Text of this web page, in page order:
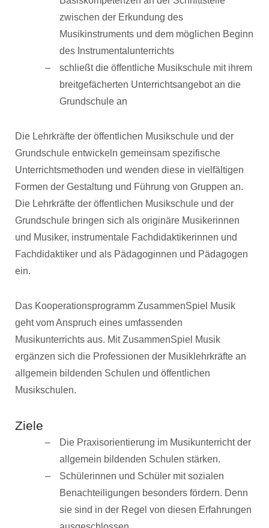
zwischen der Erkundung des
Musikinstruments und dem möglichen Beginn
des Instrumentalunterrichts
schließt die öffentliche Musikschule mit ihrem
breitgefächerten Unterrichtsangebot an die
Grundschule an
Die Lehrkräfte der öffentlichen Musikschule und der
Grundschule entwickeln gemeinsam spezifische
Unterrichtsmethoden und wenden diese in vielfältigen
Formen der Gestaltung und Führung von Gruppen an.
Die Lehrkräfte der öffentlichen Musikschule und der
Grundschule bringen sich als originäre Musikerinnen
und Musiker, instrumentale Fachdidaktikerinnen und
Fachdidaktiker und als Pädagoginnen und Pädagogen
ein.
Das Kooperationsprogramm ZusammenSpiel Musik
geht vom Anspruch eines umfassenden
Musikunterrichts aus. Mit ZusammenSpiel Musik
ergänzen sich die Professionen der Musiklehrkräfte an
allgemein bildenden Schulen und öffentlichen
Musikschulen.
Ziele
Die Praxisorientierung im Musikunterricht der
allgemein bildenden Schulen stärken.
Schülerinnen und Schüler mit sozialen
Benachteiligungen besonders fördern. Denn
sie sind in der Regel von diesen Erfahrungen